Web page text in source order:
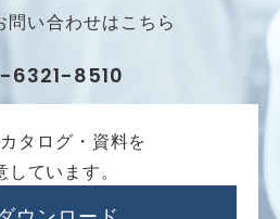
問い合わせはこちら
6321-8510
タログ・資料を
しています。